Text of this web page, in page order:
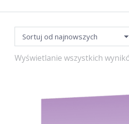
Wyświetlanie wszystkich